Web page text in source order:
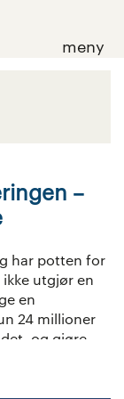
meny
–
har potten for
utgjør en
en
24 millioner
og gjøre